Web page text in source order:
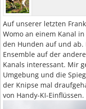
Auf unserer letzten
Womo an einem Kanal
den Hunden auf und
Ensemble auf der
Kanals interessant. Mir
Umgebung und die
der Knipse mal
von Handy-KI-Einflüssen.